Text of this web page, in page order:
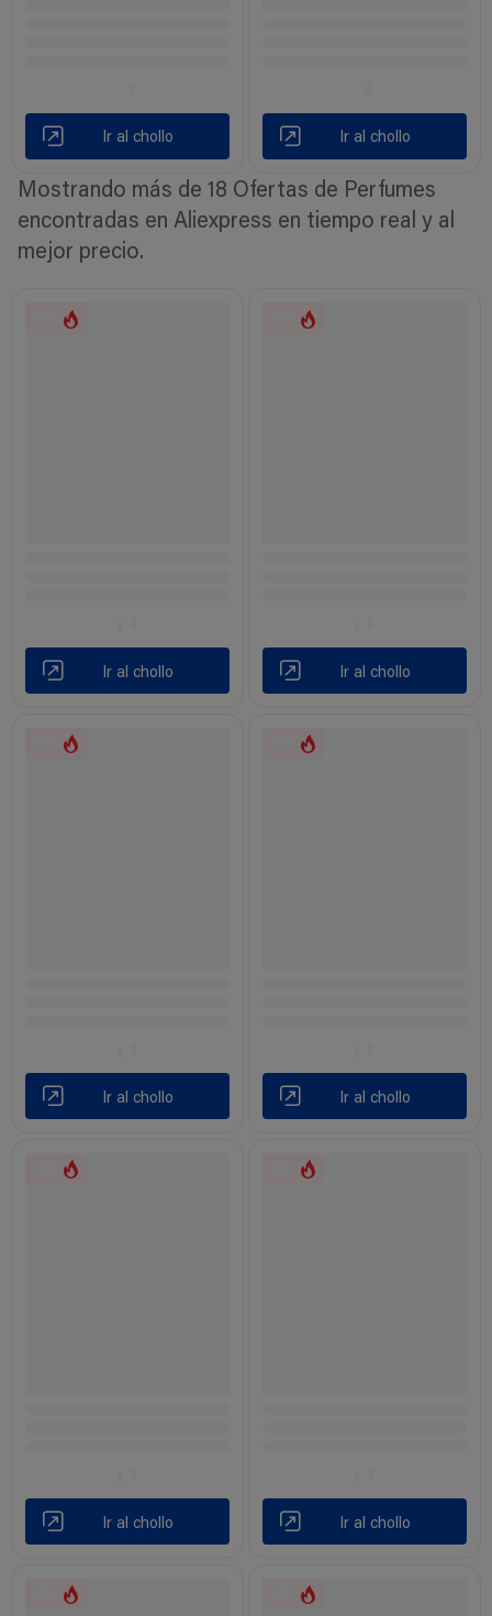
Ir al chollo Ir al chollo
Mostrando más de 18 Ofertas de Perfumes
encontradas en Aliexpress en tiempo real y al
mejor precio.
Ir al chollo Ir al chollo
Ir al chollo Ir al chollo
Ir al chollo Ir al chollo